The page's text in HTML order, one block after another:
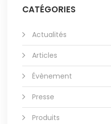
CATÉGORIES
Actualités
Articles
Évènement
Presse
Produits